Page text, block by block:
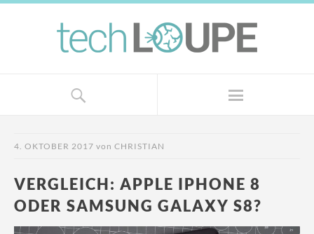
4. OKTOBER 2017 von CHRISTIAN
VERGLEICH: APPLE IPHONE 8
ODER SAMSUNG GALAXY S8?